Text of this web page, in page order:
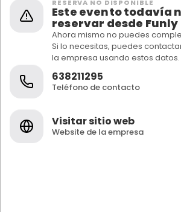
RESERVA NO DISPONIBLE
Este evento todavía
reservar desde Funly
Ahora mismo no puedes
Si lo necesitas, puedes
la empresa usando estos datos.
638211295
Teléfono de contacto
Visitar sitio web
Website de la empresa